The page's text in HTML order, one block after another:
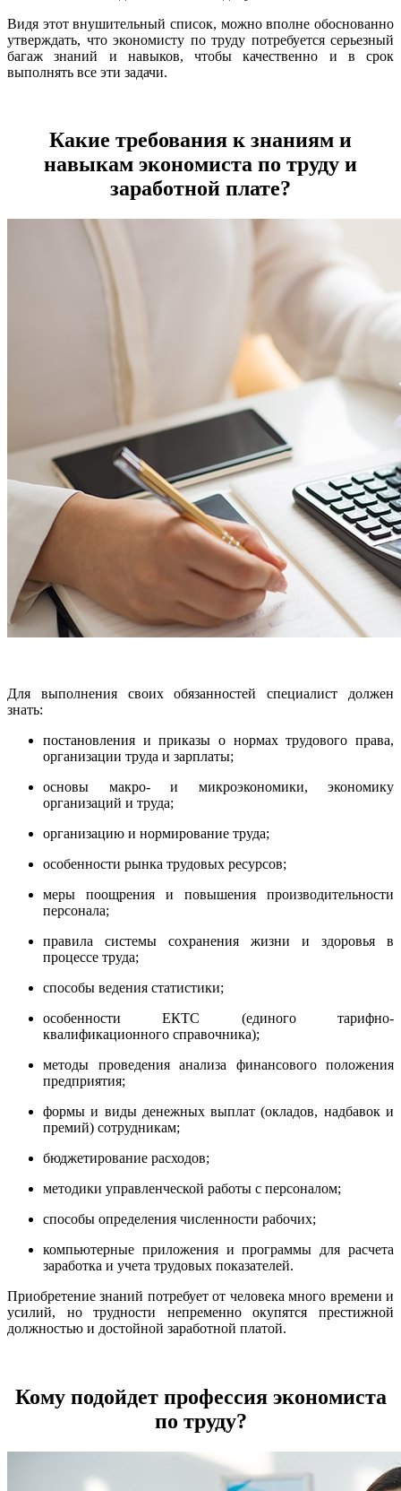
Видя этот внушительный список, можно вполне обоснованно
утверждать, что экономисту по труду потребуется серьезный
багаж знаний и навыков, чтобы качественно и в срок
выполнять все эти задачи.
Какие требования к знаниям и
навыкам экономиста по труду и
заработной плате?
Для выполнения своих обязанностей специалист должен
знать:
постановления и приказы о нормах трудового права,
организации труда и зарплаты;
основы макро- и микроэкономики, экономику
организаций и труда;
организацию и нормирование труда;
особенности рынка трудовых ресурсов;
меры поощрения и повышения производительности
персонала;
правила системы сохранения жизни и здоровья в
процессе труда;
способы ведения статистики;
особенности ЕКТС (единого тарифно-
квалификационного справочника);
методы проведения анализа финансового положения
предприятия;
формы и виды денежных выплат (окладов, надбавок и
премий) сотрудникам;
бюджетирование расходов;
методики управленческой работы с персоналом;
способы определения численности рабочих;
компьютерные приложения и программы для расчета
заработка и учета трудовых показателей.
Приобретение знаний потребует от человека много времени и
усилий, но трудности непременно окупятся престижной
должностью и достойной заработной платой.
Кому подойдет профессия экономиста
по труду?